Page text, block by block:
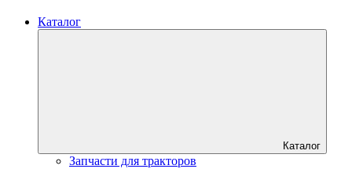
Каталог
Каталог
Запчасти для тракторов